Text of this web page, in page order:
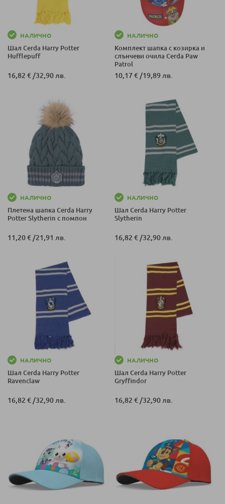
НАЛИЧНО
Шал Cerda Harry Potter
Hufflepuff
16,82 € /32,90 лв.
НАЛИЧНО
Комплект шапка с козирка и
слънчеви очила Cerda Paw
Patrol
10,17 € /19,89 лв.
НАЛИЧНО
Плетена шапка Cerda Harry
Potter Slytherin с помпон
11,20 €/21,91 лв.
НАЛИЧНО
Шал Cerda Harry Potter
Slytherin
16,82 €/32,90 лв.
НАЛИЧНО
Шал Cerda Harry Potter
Ravenclaw
16,82 €/32,90 лв.
НАЛИЧНО
Шал Cerda Harry Potter
Gryffindor
16,82 €/32,90 лв.